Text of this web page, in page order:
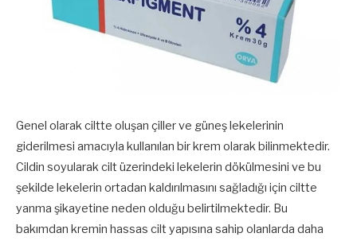
Genel olarak ciltte oluşan çiller ve güneş lekelerinin
giderilmesi amacıyla kullanılan bir krem olarak bilinmektedir.
Cildin soyularak cilt üzerindeki lekelerin dökülmesini ve bu
şekilde lekelerin ortadan kaldırılmasını sağladığı için ciltte
yanma şikayetine neden olduğu belirtilmektedir. Bu
bakımdan kremin hassas cilt yapısına sahip olanlarda daha